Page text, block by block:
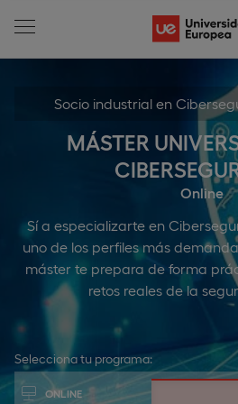
Socio industrial en
MÁSTER
Online
Sí a especializarte en
uno de los perfiles más
máster te prepara de forma
retos reales de la
Selecciona tu programa:
ONLINE